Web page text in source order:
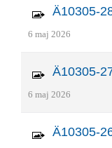
Ä10305-
6 maj 2026
Ä10305-
6 maj 2026
Ä10305-